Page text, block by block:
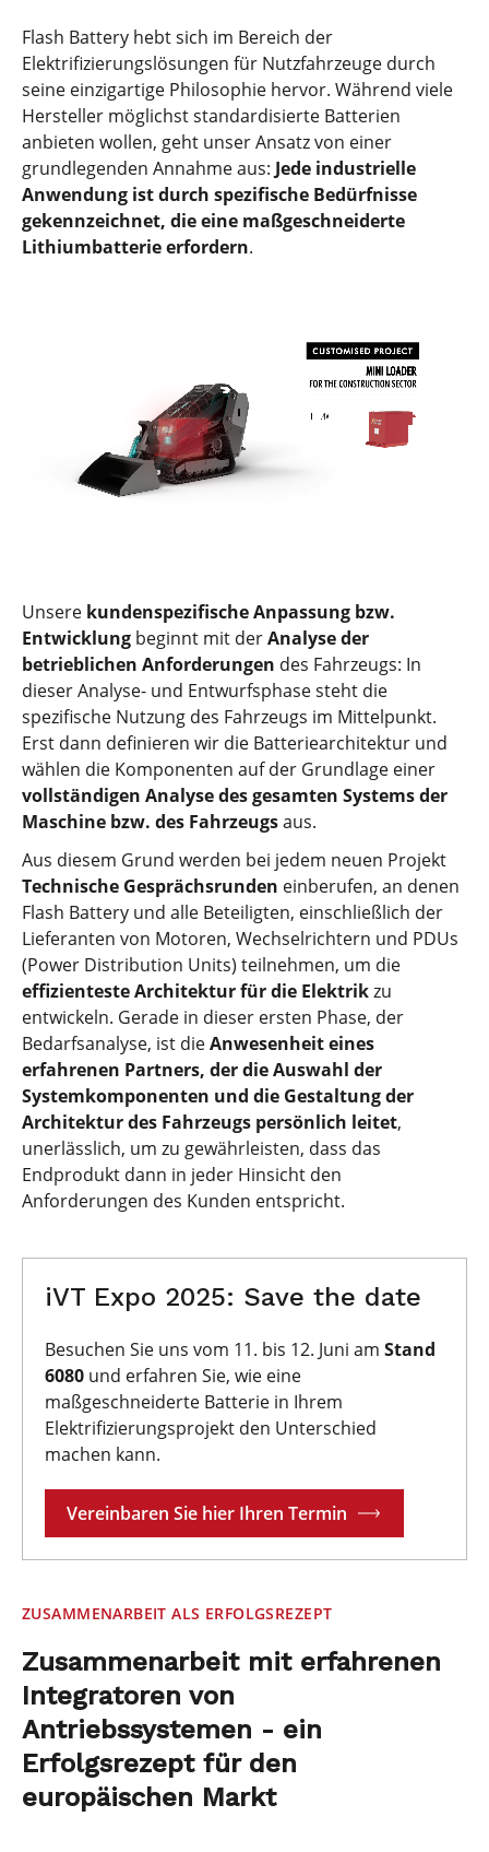
Flash Battery hebt sich im Bereich der
Elektrifizierungslösungen für Nutzfahrzeuge durch
seine einzigartige Philosophie hervor. Während viele
Hersteller möglichst standardisierte Batterien
anbieten wollen, geht unser Ansatz von einer
grundlegenden Annahme aus: Jede industrielle
Anwendung ist durch spezifische Bedürfnisse
gekennzeichnet, die eine maßgeschneiderte
Lithiumbatterie erfordern.
Unsere kundenspezifische Anpassung bzw.
Entwicklung beginnt mit derAnalyse der
betrieblichen Anforderungen des Fahrzeugs: In
dieser Analyse- und Entwurfsphase steht die
spezifische Nutzung des Fahrzeugs im Mittelpunkt.
Erst dann definieren wir die Batteriearchitektur und
wählen die Komponenten auf der Grundlage einer
vollständigen Analyse des gesamten Systems der
Maschine bzw. des Fahrzeugsaus.
Aus diesem Grund werden bei jedem neuen Projekt
Technische Gesprächsrunden einberufen, an denen
Flash Battery und alle Beteiligten, einschließlich der
Lieferanten von Motoren, Wechselrichtern und PDUs
(Power Distribution Units) teilnehmen, um die
effizienteste Architektur für die Elektrikzu
entwickeln. Gerade in dieser ersten Phase, der
Bedarfsanalyse, ist dieAnwesenheit eines
erfahrenen Partners, der die Auswahl der
Systemkomponenten und die Gestaltung der
Architektur des Fahrzeugs persönlich leitet,
unerlässlich, um zu gewährleisten, dass das
Endprodukt dann in jeder Hinsicht den
Anforderungen des Kunden entspricht.
iVT Expo 2025: Save the date
Besuchen Sie uns vom 11. bis 12. Juni am Stand
6080 und erfahren Sie, wie eine
maßgeschneiderte Batterie in Ihrem
Elektrifizierungsprojekt den Unterschied
machen kann.
Vereinbaren Sie hier Ihren Termin
ZUSAMMENARBEIT ALS ERFOLGSREZEPT
Zusammenarbeit mit erfahrenen
Integratoren von
Antriebssystemen - ein
Erfolgsrezept für den
europäischen Markt